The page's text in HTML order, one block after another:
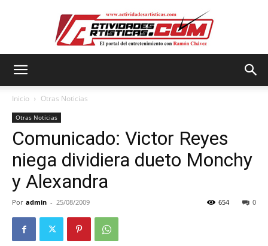
Inicio Otras Noticias
Otras Noticias
Comunicado: Victor Reyes
niega dividiera dueto Monchy
Por admin - 25/08/2009 0
654